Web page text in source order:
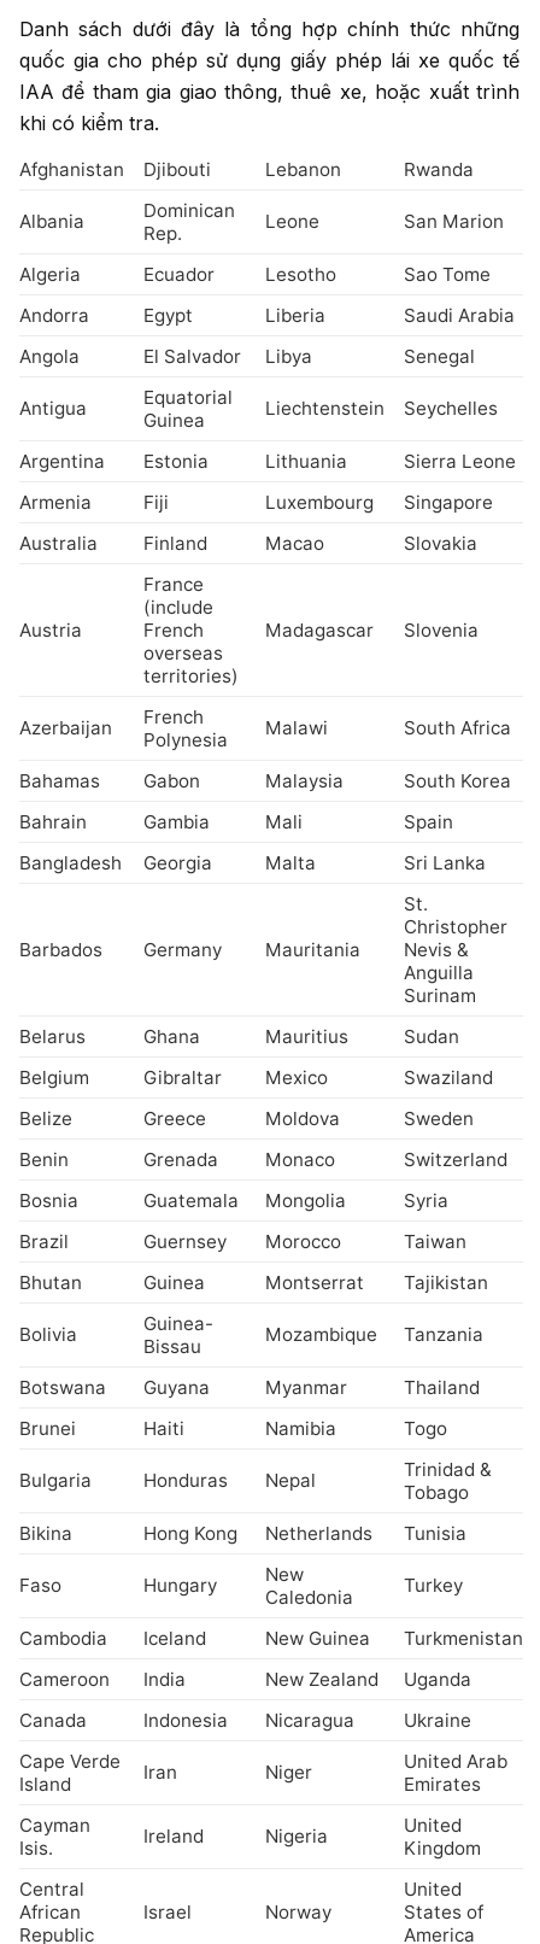
Danh sách dưới đây là tổng hợp chính thức những
quốc gia cho phép sử dụng giấy phép lái xe quốc tế
IAA để tham gia giao thông, thuê xe, hoặc xuất trình
khi có kiểm tra.
Afghanistan Djibouti Lebanon Rwanda
Albania
Dominican
Rep.
Leone San Marion
Algeria Ecuador Lesotho
Sao Tome
Andorra
Egypt Liberia
Saudi Arabia
Angola
El Salvador Libya Senegal
Antigua
Equatorial
Guinea
Liechtenstein Seychelles
Argentina Estonia Lithuania
Sierra Leone
Armenia
Fiji Luxembourg
Singapore
Australia
Finland Macao Slovakia
Austria
France
(include
French
overseas
territories)
Madagascar Slovenia
Azerbaijan
French
Polynesia
Malawi South Africa
Bahamas Gabon Malaysia
South Korea
Bahrain
Gambia Mali
Spain
Bangladesh
Georgia Malta Sri Lanka
Barbados Germany Mauritania
St.
Christopher
Nevis &
Anguilla
Surinam
Belarus
Ghana Mauritius
Sudan
Belgium
Gibraltar Mexico
Swaziland
Belize
Greece Moldova
Sweden
Benin
Grenada Monaco
Switzerland
Bosnia
Guatemala Mongolia
Syria
Brazil
Guernsey Morocco
Taiwan
Bhutan
Guinea Montserrat Tajikistan
Bolivia
Guinea-
Bissau
Mozambique Tanzania
Botswana Guyana Myanmar
Thailand
Brunei
Haiti Namibia Togo
Bulgaria Honduras Nepal
Trinidad &
Tobago
Bikina
Hong Kong Netherlands Tunisia
Faso Hungary
New
Caledonia
Turkey
Cambodia Iceland New Guinea
Turkmenistan
Cameroon
India New Zealand
Uganda
Canada
Indonesia Nicaragua
Ukraine
Cape Verde
Island
Iran Niger
United Arab
Emirates
Cayman
Isis.
Ireland Nigeria
United
Kingdom
Central
African
Republic
Israel Norway
United
States of
America